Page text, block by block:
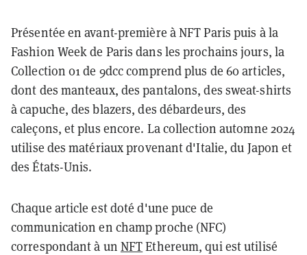
Présentée en avant-première à NFT Paris puis à la
Fashion Week de Paris dans les prochains jours, la
Collection 01 de 9dcc comprend plus de 60 articles,
dont des manteaux, des pantalons, des sweat-shirts
à capuche, des blazers, des débardeurs, des
caleçons, et plus encore. La collection automne 2024
utilise des matériaux provenant d'Italie, du Japon et
des États-Unis.
Chaque article est doté d'une puce de
communication en champ proche (NFC)
correspondant à un NFTEthereum, qui est utilisé